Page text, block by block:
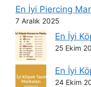
En İyi Piercing
7 Aralık 2025
En İyi
25 Ekim
En İyi
24 Ekim